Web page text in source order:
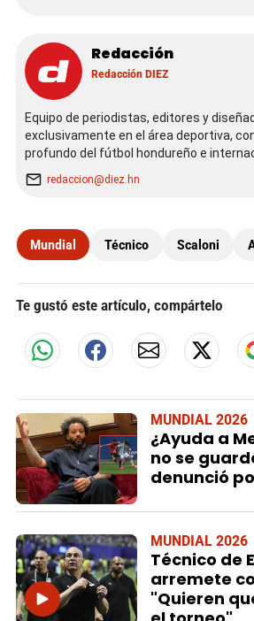
Redacción
Redacción DIEZ
Equipo de periodistas, editores y
exclusivamente en el área deportiva,
profundo del fútbol hondureño e
redaccion@diez.hn
Mundial Técnico Scaloni
Te gustó este artículo, compártelo
MUNDIAL 2026
¿Ayuda a
no se
denunció
MUNDIAL 2026
Técnico de
arremete
"Quieren